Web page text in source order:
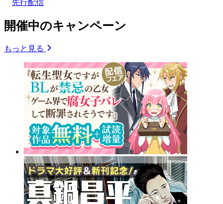
先行配信
開催中のキャンペーン
もっと見る